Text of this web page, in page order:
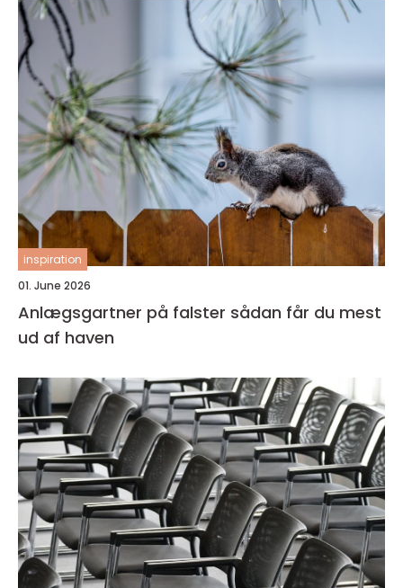
inspiration
01. June 2026
Anlægsgartner på falster sådan får du mest
ud af haven